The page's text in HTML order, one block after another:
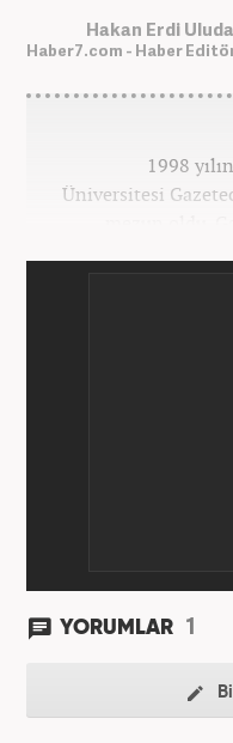
Hakan Erdi
Haber7.com - Haber
1998
Üniversitesi
mezun oldu.
YORUMLAR 1